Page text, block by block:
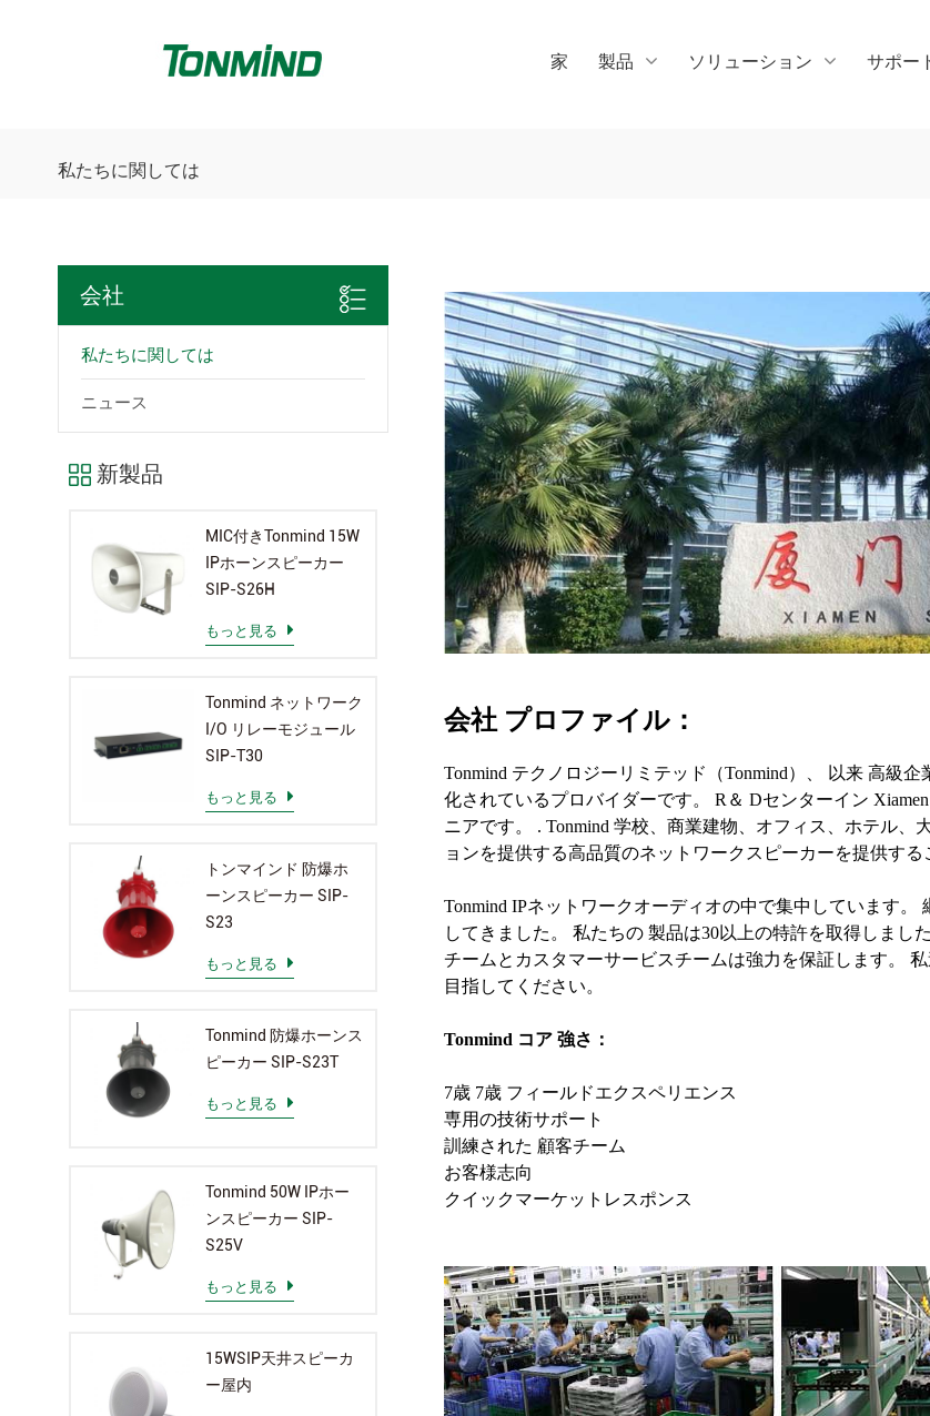
家 製品 ソリューション サポー
私たちに関しては
会社
私たちに関しては
ニュース
新製品
MIC付きTonmind 15W
IPホーンスピーカー
SIP-S26H
もっと見る
Tonmind ネットワーク
I/O リレーモジュール
SIP-T30
もっと見る
トンマインド 防爆ホ
ーンスピーカー SIP-
S23
もっと見る
Tonmind 防爆ホーンス
ピーカー SIP-S23T
もっと見る
Tonmind 50W IPホー
ンスピーカー SIP-
S25V
もっと見る
15WSIP天井スピーカ
ー屋内
会社 プロファイル：
Tonmind テクノロジーリミテッド（Tonmind）、 以来 高級
化されているプロバイダーです。 R＆ Dセンターイン
ニアです。 . Tonmind 学校、商業建物、オフィス、ホテル
ョンを提供する高品質のネットワークスピーカーを提供する
Tonmind IPネットワークオーディオの中で集中しています
してきました。 私たちの 製品は30以上の特許を取得しまし
チームとカスタマーサービスチームは強力を保証します。
目指してください。
Tonmind コア 強さ：
7歳 7歳 フィールドエクスペリエンス
専用の技術サポート
訓練された 顧客チーム
お客様志向
クイックマーケットレスポンス